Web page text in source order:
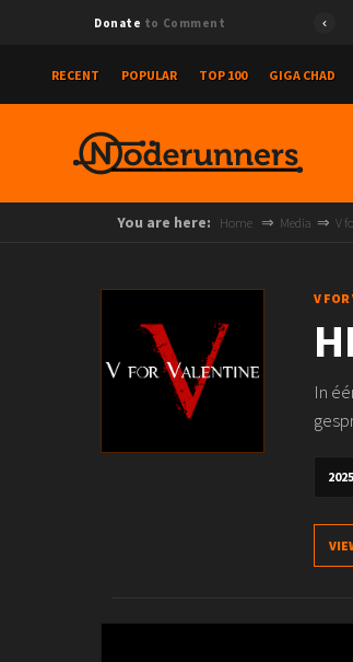
Donate to Comment
RECENT POPULAR TOP 100 GIGA CHAD
You are here: Home Media V
V
In